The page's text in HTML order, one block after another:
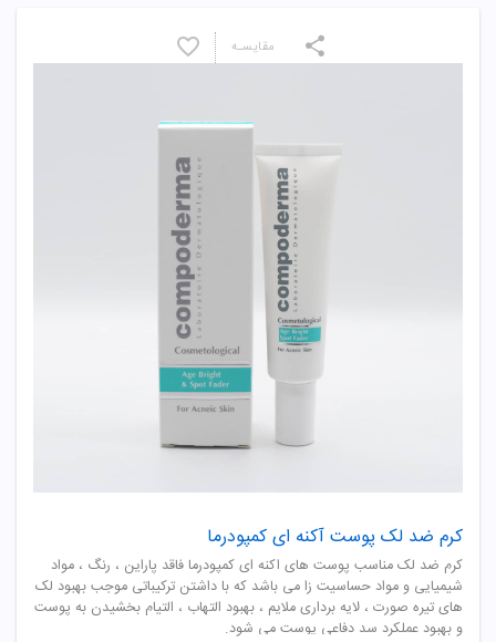
کرم ضد لک پوست آکنه ای کمپودرما
کرم ضد لک مناسب پوست های اکنه ای کمپودرما فاقد پاراین ، رنگ ، مواد
شیمیایی و مواد حساسیت زا می باشد که با داشتن ترکیباتی موجب بهبود لک
های تیره صورت ، لایه برداری ملایم ، بهبود التهاب ، التیام بخشیدن به پوست
و بهبود عملکرد سد دفاعی پوست می شود.
مقایسـه